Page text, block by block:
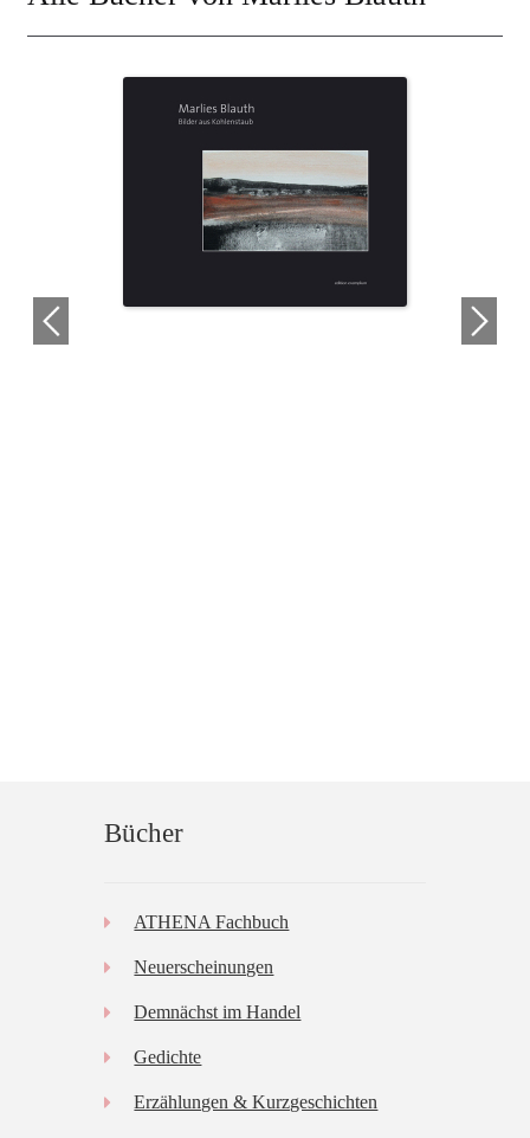
Bücher
ATHENA Fachbuch
Neuerscheinungen
Demnächst im Handel
Gedichte
Erzählungen & Kurzgeschichten